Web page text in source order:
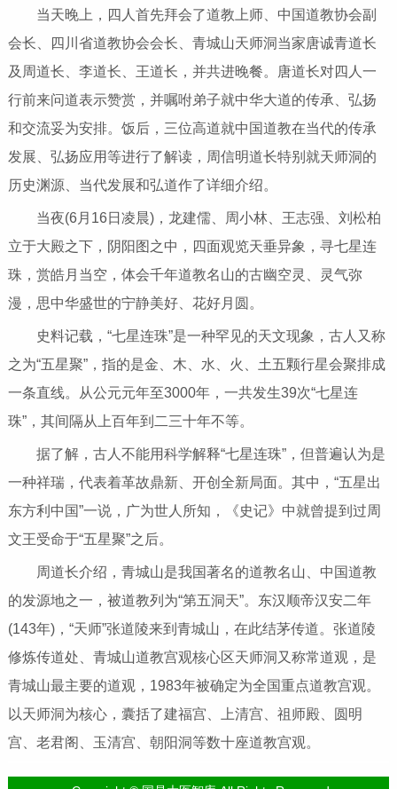
当天晚上，四人首先拜会了道教上师、中国道教协会副
会长、四川省道教协会会长、青城山天师洞当家唐诚青道长
及周道长、李道长、王道长，并共进晚餐。唐道长对四人一
行前来问道表示赞赏，并嘱咐弟子就中华大道的传承、弘扬
和交流妥为安排。饭后，三位高道就中国道教在当代的传承
发展、弘扬应用等进行了解读，周信明道长特别就天师洞的
历史渊源、当代发展和弘道作了详细介绍。
当夜(6月16日凌晨)，龙建儒、周小林、王志强、刘松柏
立于大殿之下，阴阳图之中，四面观览天垂异象，寻七星连
珠，赏皓月当空，体会千年道教名山的古幽空灵、灵气弥
漫，思中华盛世的宁静美好、花好月圆。
史料记载，“七星连珠”是一种罕见的天文现象，古人又称
之为“五星聚”，指的是金、木、水、火、土五颗行星会聚排成
一条直线。从公元元年至3000年，一共发生39次“七星连
珠”，其间隔从上百年到二三十年不等。
据了解，古人不能用科学解释“七星连珠”，但普遍认为是
一种祥瑞，代表着革故鼎新、开创全新局面。其中，“五星出
东方利中国”一说，广为世人所知，《史记》中就曾提到过周
文王受命于“五星聚”之后。
周道长介绍，青城山是我国著名的道教名山、中国道教
的发源地之一，被道教列为“第五洞天”。东汉顺帝汉安二年
(143年)，“天师”张道陵来到青城山，在此结茅传道。张道陵
修炼传道处、青城山道教宫观核心区天师洞又称常道观，是
青城山最主要的道观，1983年被确定为全国重点道教宫观。
以天师洞为核心，囊括了建福宫、上清宫、祖师殿、圆明
宫、老君阁、玉清宫、朝阳洞等数十座道教宫观。